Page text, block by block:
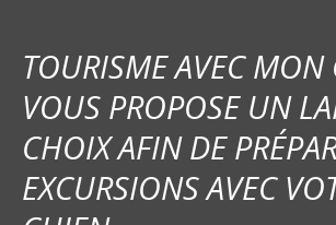
TOURISME AVEC MON
VOUS PROPOSE UN
CHOIX AFIN DE
EXCURSIONS AVEC